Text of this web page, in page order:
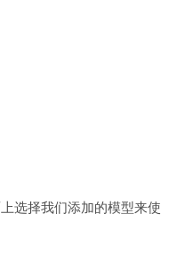
选择我们添加的模型来使